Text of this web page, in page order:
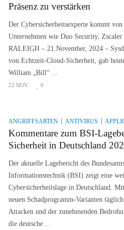
Präsenz zu verstärken
Der Cybersicherheitsexperte kommt
Unternehmen wie Duo Security, Zscaler
RALEIGH – 21.November, 2024 –
von Echtzeit-Cloud-Sicherheit, gab
William „Bill“ ...
22 NOV. 0
ANGRIFFSARTEN ANTIVIRUS
Kommentare zum BSI-
Sicherheit in Deutschland
Der aktuelle Lagebericht des
Informationstechnik (BSI) zeigt eine
Cybersicherheitslage in Deutschland.
neuen Schadprogramm-Varianten
Attacken und der zunehmenden
die deutsche ...